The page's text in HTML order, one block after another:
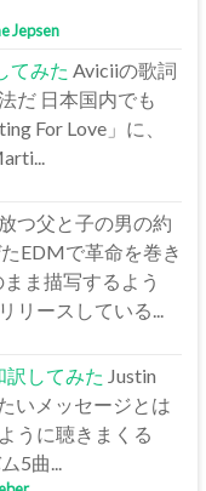
Jepsen
てみた Aviciiの歌詞
だ 日本国内でも
For Love」に、
つ父と子の男の約
EDMで革命を巻き
ま描写するよう
リースしている...
訳してみた Justin
いメッセージとは
うに聴きまくる
5曲...